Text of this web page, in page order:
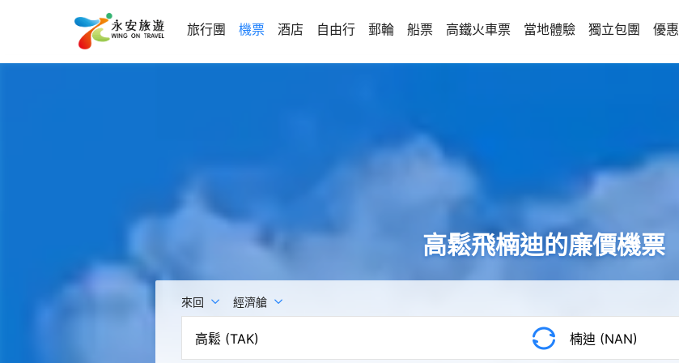
旅行團 機票 酒店 自由行 郵輪 船票 高鐵火車票 當地體驗 獨立包團 優惠
高鬆飛楠迪的廉價機票
來回 經濟艙